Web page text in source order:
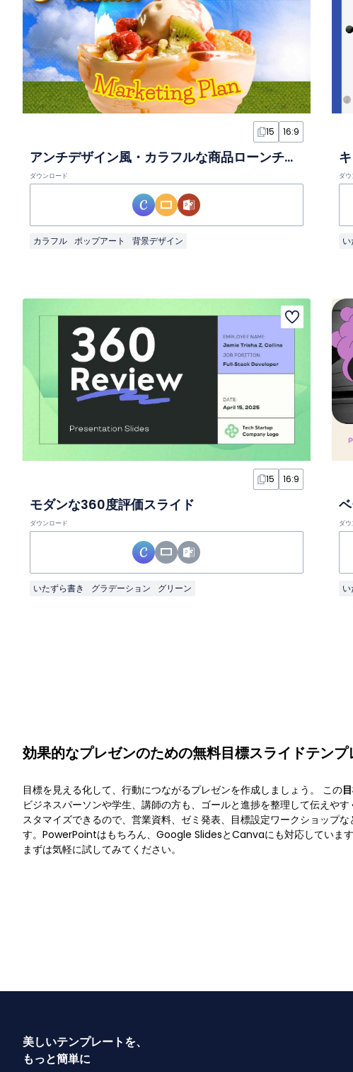
15 16:9
アンチデザイン風・カラフルな商品ローンチ企画スライド
ダウンロード
カラフル ポップアート 背景デザイン
ダ
15 16:9
モダンな360度評価スライド
ダウンロード
いたずら書き グラデーション グリーン
ダ
効果的なプレゼンのための無料目標スライドテンプ
目標を見える化して、行動につながるプレゼンを作成しましょう。 この
ビジネスパーソンや学生、講師の方も、ゴールと進捗を整理して伝えや
スタマイズできるので、営業資料、ゼミ発表、目標設定ワークショップ
す。PowerPointはもちろん、Google SlidesとCanvaにも対応しています
まずは気軽に試してみてください。
美しいテンプレートを、
もっと簡単に